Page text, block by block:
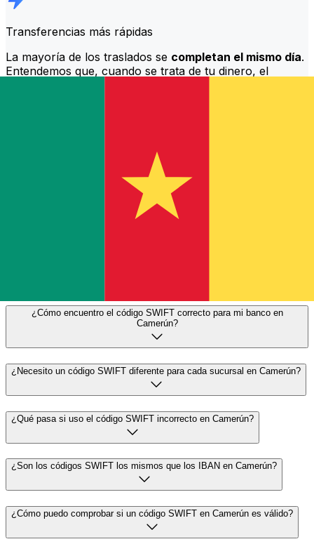
Transferencias más rápidas
La mayoría de los traslados se completan el mismo día.
Entendemos que, cuando se trata de tu dinero, el
¿Qué es un código SWIFT y por qué lo necesito en Camerún?
Un código SWIFT —también conocido como BIC
¿Cómo encuentro el código SWIFT correcto para mi banco en
Camerún?
¿Necesito un código SWIFT diferente para cada sucursal en Camerún?
¿Qué pasa si uso el código SWIFT incorrecto en Camerún?
¿Son los códigos SWIFT los mismos que los IBAN en Camerún?
¿Cómo puedo comprobar si un código SWIFT en Camerún es válido?